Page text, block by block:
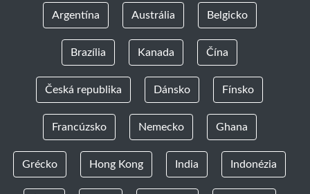
Argentína Austrália Belgicko
Brazília Kanada Čína
Česká republika Dánsko Fínsko
Francúzsko Nemecko Ghana
Grécko Hong Kong India Indonézia